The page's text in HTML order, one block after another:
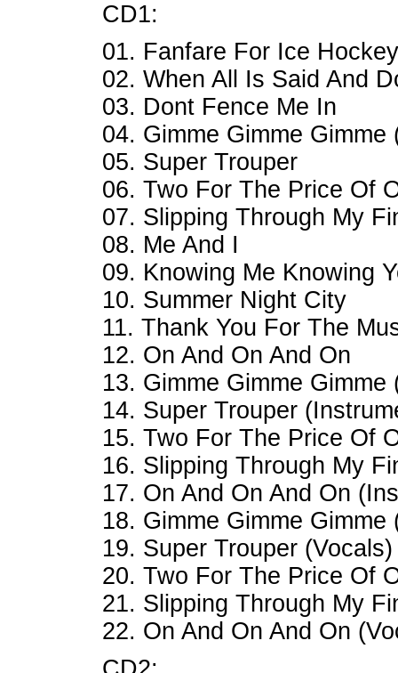
CD1:
01. Fanfare For Ice
02. When All Is Said And
03. Dont Fence Me In
04. Gimme Gimme Gimme
05. Super Trouper
06. Two For The Price Of
07. Slipping Through My
08. Me And I
09. Knowing Me Knowing
10. Summer Night City
11. Thank You For The
12. On And On And On
13. Gimme Gimme Gimme
14. Super Trouper
15. Two For The Price Of
16. Slipping Through My
17. On And On And On
18. Gimme Gimme Gimme
19. Super Trouper (Vocals)
20. Two For The Price Of
21. Slipping Through My
22. On And On And On